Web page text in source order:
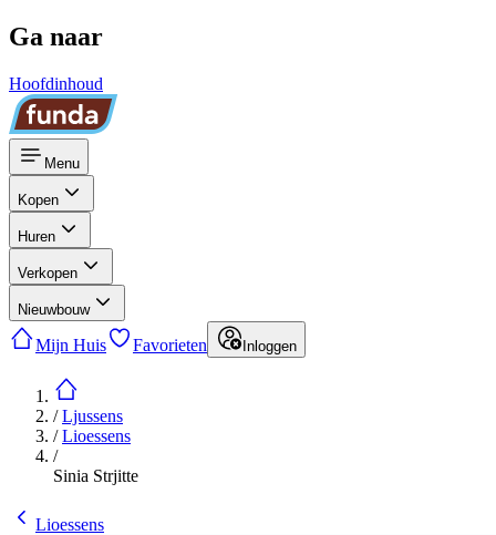
Ga naar
Hoofdinhoud
Menu
Kopen
Huren
Verkopen
Nieuwbouw
Mijn Huis Favorieten Inloggen
/Ljussens
/Lioessens
/
Sinia Strjitte
Lioessens